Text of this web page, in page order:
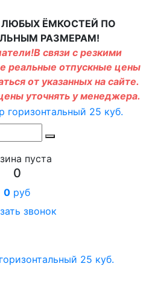
ЛЮБЫХ ЁМКОСТЕЙ ПО
РАЗМЕРАМ!
связи с резкими
реальные отпускные цены
от указанных на сайте.
уточнять у менеджера.
пуста
0
0 руб
звонок